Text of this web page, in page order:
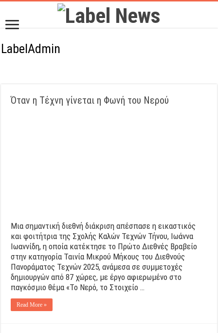
LabelAdmin
Όταν η Τέχνη γίνεται η Φωνή του Νερού
Μια σημαντική διεθνή διάκριση απέσπασε η εικαστικός
και φοιτήτρια της Σχολής Καλών Τεχνών Τήνου, Ιωάννα
Ιωαννίδη, η οποία κατέκτησε το Πρώτο Διεθνές Βραβείο
στην κατηγορία Ταινία Μικρού Μήκους του Διεθνούς
Πανοράματος Τεχνών 2025, ανάμεσα σε συμμετοχές
δημιουργών από 87 χώρες, με έργο αφιερωμένο στο
παγκόσμιο θέμα «Το Νερό, το Στοιχείο …
Read More »